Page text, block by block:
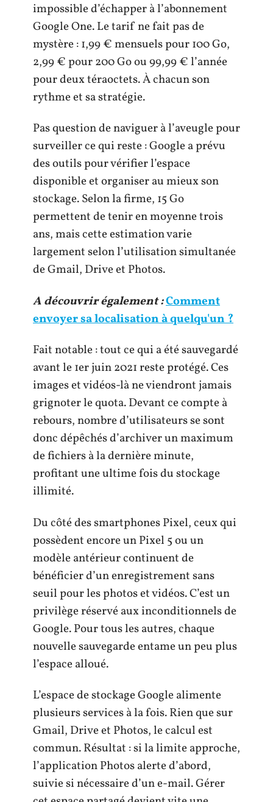
impossible d’échapper à l’abonnement
Google One. Le tarif ne fait pas de
mystère : 1,99 € mensuels pour 100 Go,
2,99 € pour 200 Go ou 99,99 € l’année
pour deux téraoctets. À chacun son
rythme et sa stratégie.
Pas question de naviguer à l’aveugle pour
surveiller ce qui reste : Google a prévu
des outils pour vérifier l’espace
disponible et organiser au mieux son
stockage. Selon la firme, 15 Go
permettent de tenir en moyenne trois
ans, mais cette estimation varie
largement selon l’utilisation simultanée
de Gmail, Drive et Photos.
A découvrir également :Comment
envoyer sa localisation à quelqu'un ?
Fait notable : tout ce qui a été sauvegardé
avant le 1er juin 2021 reste protégé. Ces
images et vidéos-là ne viendront jamais
grignoter le quota. Devant ce compte à
rebours, nombre d’utilisateurs se sont
donc dépêchés d’archiver un maximum
de fichiers à la dernière minute,
profitant une ultime fois du stockage
illimité.
Du côté des smartphones Pixel, ceux qui
possèdent encore un Pixel 5 ou un
modèle antérieur continuent de
bénéficier d’un enregistrement sans
seuil pour les photos et vidéos. C’est un
privilège réservé aux inconditionnels de
Google. Pour tous les autres, chaque
nouvelle sauvegarde entame un peu plus
l’espace alloué.
L’espace de stockage Google alimente
plusieurs services à la fois. Rien que sur
Gmail, Drive et Photos, le calcul est
commun. Résultat : si la limite approche,
l’application Photos alerte d’abord,
suivie si nécessaire d’un e-mail. Gérer